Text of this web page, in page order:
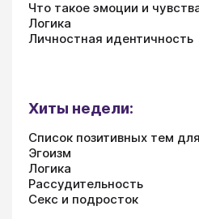
Что такое эмоции и
Логика
Личностная идентичность
Хиты недели:
Список позитивных тем
Эгоизм
Логика
Рассудительность
Секс и подросток